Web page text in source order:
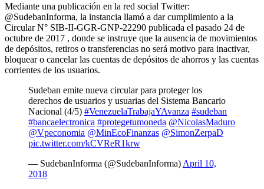
Mediante una publicación en la red social Twitter:
@SudebanInforma, la instancia llamó a dar cumplimiento a la
Circular N° SIB-II-GGR-GNP-22290 publicada el pasado 24 de
octubre de 2017 , donde se instruye que la ausencia de movimientos
de depósitos, retiros o transferencias no será motivo para inactivar,
bloquear o cancelar las cuentas de depósitos de ahorros y las cuentas
corrientes de los usuarios.
Sudeban emite nueva circular para proteger los
derechos de usuarios y usuarias del Sistema Bancario
Nacional (4/5) #VenezuelaTrabajaYAvanza #sudeban
#bancaelectronica #protegetumoneda @NicolasMaduro
@Vpeconomia @MinEcoFinanzas @SimonZerpaD
pic.twitter.com/kCVReR1krw
— SudebanInforma (@SudebanInforma) April 10,
2018